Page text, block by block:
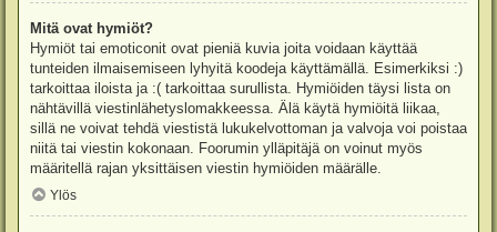
Mitä ovat hymiöt?
Hymiöt tai emoticonit ovat pieniä kuvia joita voidaan käyttää
tunteiden ilmaisemiseen lyhyitä koodeja käyttämällä. Esimerkiksi :)
tarkoittaa iloista ja :( tarkoittaa surullista. Hymiöiden täysi lista on
nähtävillä viestinlähetyslomakkeessa. Älä käytä hymiöitä liikaa,
sillä ne voivat tehdä viestistä lukukelvottoman ja valvoja voi poistaa
niitä tai viestin kokonaan. Foorumin ylläpitäjä on voinut myös
määritellä rajan yksittäisen viestin hymiöiden määrälle.
Ylös